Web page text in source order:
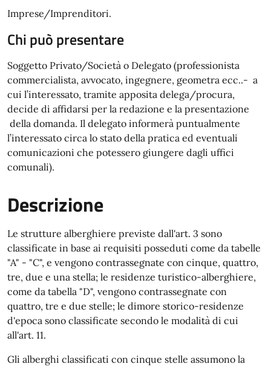
Imprese/Imprenditori.
Chi può presentare
Soggetto Privato/Società o Delegato (professionista
commercialista, avvocato, ingegnere, geometra ecc..- a
cui l’interessato, tramite apposita delega/procura,
decide di affidarsi per la redazione e la presentazione
della domanda. Il delegato informerà puntualmente
l’interessato circa lo stato della pratica ed eventuali
comunicazioni che potessero giungere dagli uffici
comunali).
Descrizione
Le strutture alberghiere previste dall'art. 3 sono
classificate in base ai requisiti posseduti come da tabelle
"A" - "C", e vengono contrassegnate con cinque, quattro,
tre, due e una stella; le residenze turistico-alberghiere,
come da tabella "D", vengono contrassegnate con
quattro, tre e due stelle; le dimore storico-residenze
d'epoca sono classificate secondo le modalità di cui
all'art. 11.
Gli alberghi classificati con cinque stelle assumono la